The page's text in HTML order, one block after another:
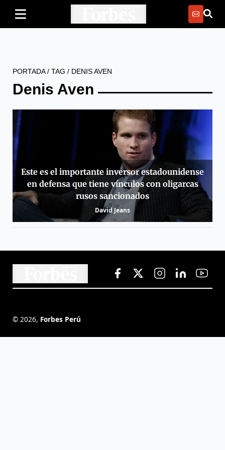
PORTADA/ TAG / DENIS AVEN
Denis Aven
Este es el importante inversor estadounidense
en defensa que tiene vínculos con oligarcas
rusos sancionados
David Jeans
© 2026, Forbes Perú